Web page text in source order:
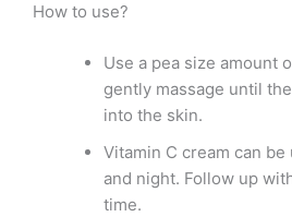
How to use?
Use a pea size amount
gently massage until
into the skin.
Vitamin C cream can
and night. Follow up
time.